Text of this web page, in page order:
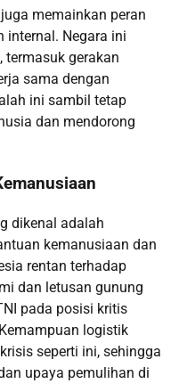
memainkan peran
internal. Negara ini
termasuk gerakan
sama dengan
ini sambil tetap
dan mendorong
dikenal adalah
kemanusiaan dan
rentan terhadap
dan letusan gunung
pada posisi kritis
logistik
seperti ini, sehingga
upaya pemulihan di